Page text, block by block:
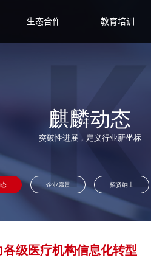
生态合作 教育培训
麒麟动态
突破性进展，定义行业新坐标
企业愿景 招贤纳士
级医疗机构信息化转型